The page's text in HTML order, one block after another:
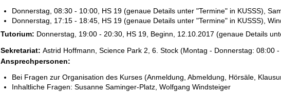
Donnerstag, 08:30 - 10:00, HS 19 (genaue Details unter "Termine" in KUSSS),
Donnerstag, 17:15 - 18:45, HS 19 (genaue Details unter "Termine" in KUSSS),
Tutorium: Donnerstag, 19:00 - 20:30, HS 19, Beginn, 12.10.2017 (genaue Details
Sekretariat: Astrid Hoffmann, Science Park 2, 6. Stock (Montag - Donnerstag: 08:00
Ansprechpersonen:
Bei Fragen zur Organisation des Kurses (Anmeldung, Abmeldung, Hörsäle,
Inhaltliche Fragen: Susanne Saminger-Platz, Wolfgang Windsteiger